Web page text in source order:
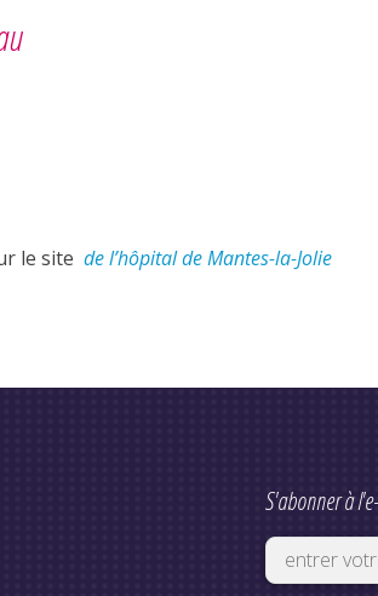
le site de l’hôpital de Mantes-la-Jolie
S'abonner à